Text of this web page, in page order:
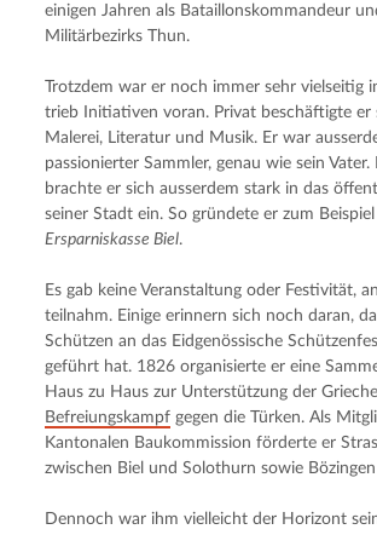
einigen Jahren als Bataillonskommandeur
Militärbezirks Thun.
Trotzdem war er noch immer sehr vielseitig
trieb Initiativen voran. Privat beschäftigte er
Malerei, Literatur und Musik. Er war
passionierter Sammler, genau wie sein Vater.
brachte er sich ausserdem stark in das
Ersparniskasse Biel.
Es gab keine Veranstaltung oder Festivität,
teilnahm. Einige erinnern sich noch daran,
Schützen an das Eidgenössische
geführt hat. 1826 organisierte er eine
Befreiungskampf gegen die Türken. Als
Kantonalen Baukommission förderte er
zwischen Biel und Solothurn sowie
Dennoch war ihm vielleicht der Horizont